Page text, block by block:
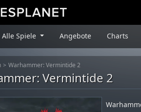
Alle Spiele Angebote Charts
Warhammer: Vermintide 2
Vermintide 2